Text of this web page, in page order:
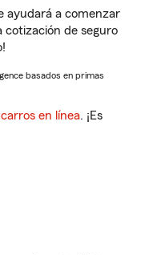
ayudará a comenzar
cotización de seguro
basados en primas
en línea. ¡Es